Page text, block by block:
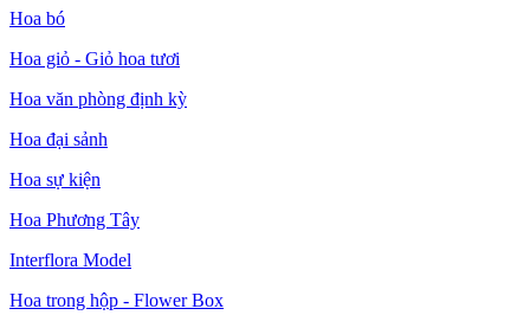
Hoa bó
Hoa giỏ - Giỏ hoa tươi
Hoa văn phòng định kỳ
Hoa đại sảnh
Hoa sự kiện
Hoa Phương Tây
Interflora Model
Hoa trong hộp - Flower Box